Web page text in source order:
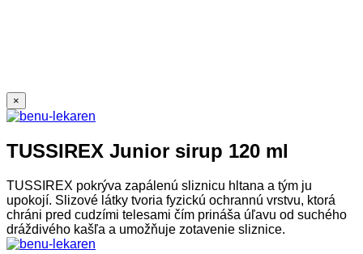
×
TUSSIREX Junior sirup 120 ml
TUSSIREX pokrýva zapálenú sliznicu hltana a tým ju
upokojí. Slizové látky tvoria fyzickú ochrannú vrstvu, ktorá
chráni pred cudzími telesami čím prináša úľavu od suchého
dráždivého kašľa a umožňuje zotavenie sliznice.